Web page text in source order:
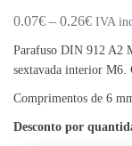
0.07€ – 0.26€Price
IVA
Parafuso DIN 912 A2
sextavada interior M6.
Comprimentos de 6
Desconto por